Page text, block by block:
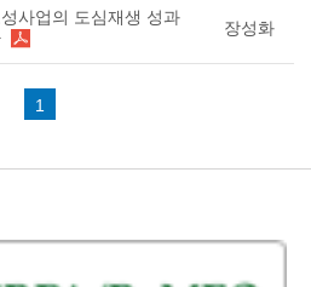
사업의 도심재생 성과
장성화
1